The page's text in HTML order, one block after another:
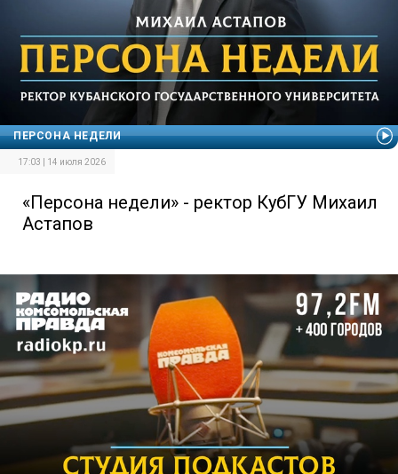
ПЕРСОНА НЕДЕЛИ
17:03 | 14 июля 2026
«Персона недели» - ректор КубГУ Михаил
Астапов